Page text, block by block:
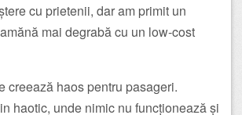
cu prietenii, dar am primit un
mai degrabă cu un low-cost
creează haos pentru pasageri.
haotic, unde nimic nu funcționează și